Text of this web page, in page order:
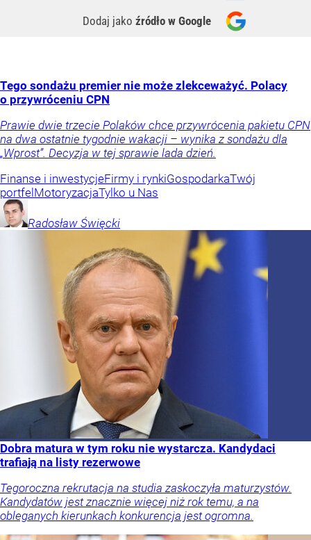
Dodaj jako źródło w Google
Tego sondażu premier nie może zlekceważyć. Polacy
o przywróceniu CPN
Prawie dwie trzecie Polaków chce przywrócenia pakietu CPN
na dwa ostatnie tygodnie wakacji – wynika z sondażu dla
„Wprost”. Decyzja w tej sprawie lada dzień.
Finanse i inwestycjeFirmy i rynkiGospodarkaTwój
portfel MotoryzacjaTylko u Nas
Radosław Święcki
Dobra matura w tym roku nie wystarcza. Kandydaci
trafiają na listy rezerwowe
Tegoroczna rekrutacja na studia zaskoczyła maturzystów.
Kandydatów jest znacznie więcej niż rok temu, a na
obleganych kierunkach konkurencja jest ogromna.